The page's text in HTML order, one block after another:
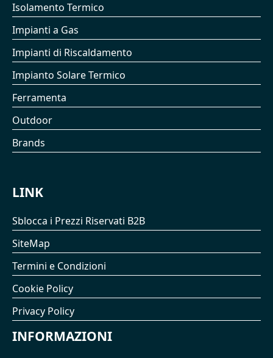
Isolamento Termico
Impianti a Gas
Impianti di Riscaldamento
Impianto Solare Termico
Ferramenta
Outdoor
Brands
LINK
Sblocca i Prezzi Riservati B2B
SiteMap
Termini e Condizioni
Cookie Policy
Privacy Policy
INFORMAZIONI